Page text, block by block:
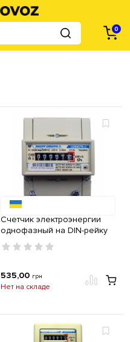
0
Счетчик электроэнергии
однофазный на DIN-рейку
электрон. Энергомера ЦЭ
6807Б-U K 1,0 220В 5-60А
535,00 грн
Нет на складе